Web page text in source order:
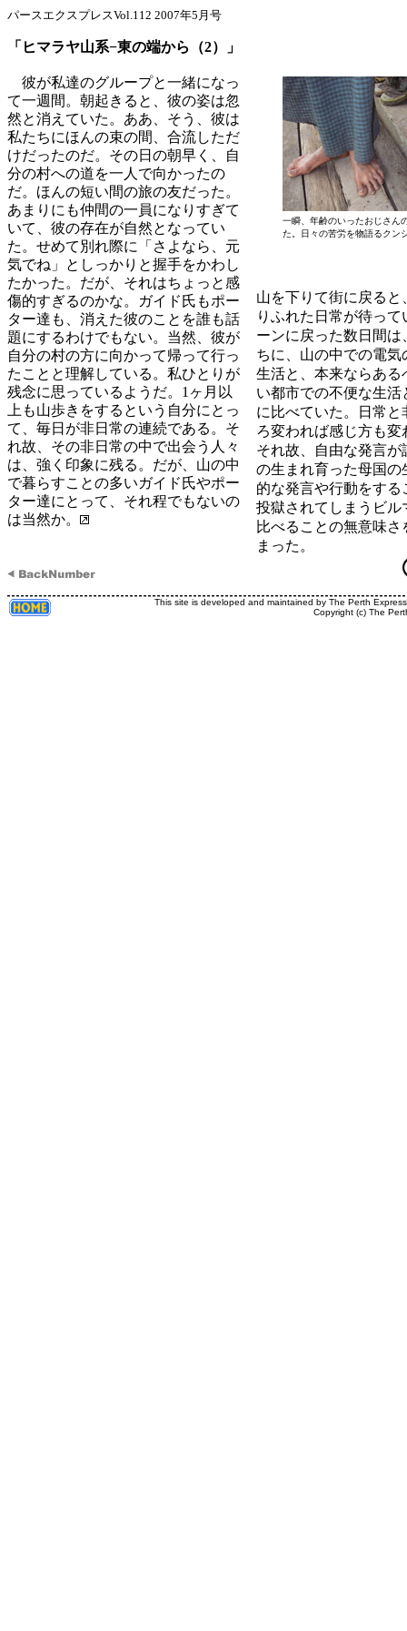
パースエクスプレスVol.112 2007年5月号
「ヒマラヤ山系−東の端から（2）」
彼が私達のグループと一緒になっ
て一週間。朝起きると、彼の姿は忽
然と消えていた。ああ、そう、彼は
私たちにほんの束の間、合流しただ
けだったのだ。その日の朝早く、自
分の村への道を一人で向かったの
だ。ほんの短い間の旅の友だった。
あまりにも仲間の一員になりすぎて
いて、彼の存在が自然となってい
た。せめて別れ際に「さよなら、元
気でね」としっかりと握手をかわし
たかった。だが、それはちょっと感
傷的すぎるのかな。ガイド氏もポー
ター達も、消えた彼のことを誰も話
題にするわけでもない。当然、彼が
自分の村の方に向かって帰って行っ
たことと理解している。私ひとりが
残念に思っているようだ。1ヶ月以
上も山歩きをするという自分にとっ
て、毎日が非日常の連続である。そ
れ故、その非日常の中で出会う人々
は、強く印象に残る。だが、山の中
で暮らすことの多いガイド氏やポー
ター達にとって、それ程でもないの
は当然か。
一瞬、年齢のいったおじさん
た。日々の苦労を物語るクン
山を下りて街に戻ると
りふれた日常が待って
ーンに戻った数日間は
ちに、山の中での電気
生活と、本来ならある
い都市での不便な生活
に比べていた。日常と
ろ変われば感じ方も変
それ故、自由な発言が
の生まれ育った母国の
的な発言や行動をする
投獄されてしまうビル
比べることの無意味さ
まった。
This site is developed and maintained by The Perth
Copyright (c) The